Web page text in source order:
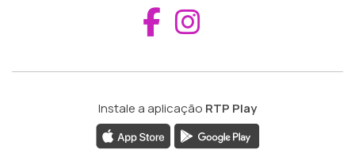
Aceder ao
Instale a aplicação RTP Play